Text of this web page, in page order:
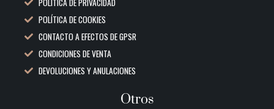
POLÍTICA DE PRIVACIDAD
POLÍTICA DE COOKIES
CONTACTO A EFECTOS DE GPSR
CONDICIONES DE VENTA
DEVOLUCIONES Y ANULACIONES
Otros